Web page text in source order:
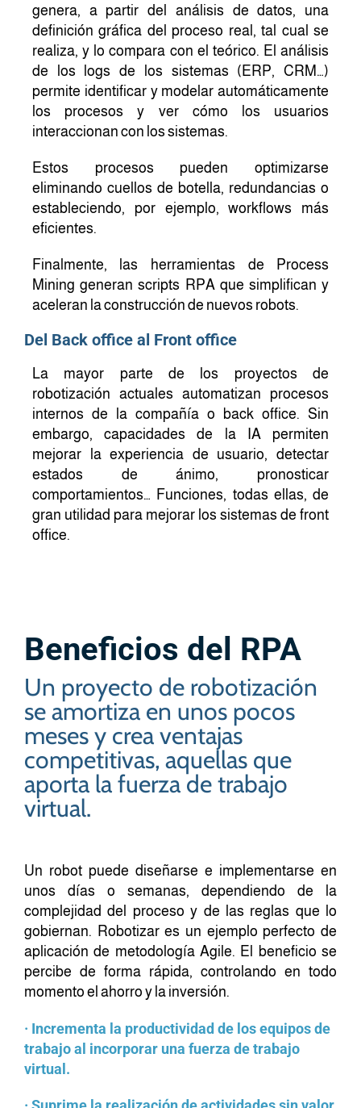
genera, a partir del análisis de datos, una
definición gráfica del proceso real, tal cual se
realiza, y lo compara con el teórico. El análisis
de los logs de los sistemas (ERP, CRM…)
permite identificar y modelar automáticamente
los procesos y ver cómo los usuarios
interaccionan con los sistemas.
Estos procesos pueden optimizarse
eliminando cuellos de botella, redundancias o
estableciendo, por ejemplo, workflows más
eficientes.
Finalmente, las herramientas de Process
Mining generan scripts RPA que simplifican y
aceleran la construcción de nuevos robots.
Del Back office al Front office
La mayor parte de los proyectos de
robotización actuales automatizan procesos
internos de la compañía o back office. Sin
embargo, capacidades de la IA permiten
mejorar la experiencia de usuario, detectar
estados de ánimo, pronosticar
comportamientos… Funciones, todas ellas, de
gran utilidad para mejorar los sistemas de front
office.
Beneficios del RPA
Un proyecto de robotización
se amortiza en unos pocos
meses y crea ventajas
competitivas, aquellas que
aporta la fuerza de trabajo
virtual.
Un robot puede diseñarse e implementarse en
unos días o semanas, dependiendo de la
complejidad del proceso y de las reglas que lo
gobiernan. Robotizar es un ejemplo perfecto de
aplicación de metodología Agile. El beneficio se
percibe de forma rápida, controlando en todo
momento el ahorro y la inversión.
· Incrementa la productividad de los equipos de
trabajo al incorporar una fuerza de trabajo
virtual.